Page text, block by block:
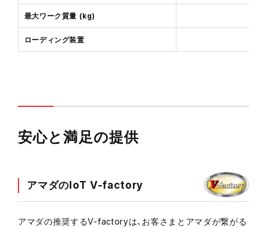
最大ワーク質量 (kg)
ローディング装置
安心と満足の提供
アマダのIoT V-factory
アマダの推奨するV-factoryは、お客さまとアマダが繋がる